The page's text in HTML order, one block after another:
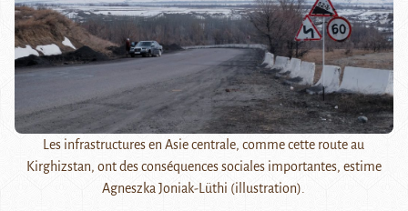
Les infrastructures en Asie centrale, comme cette route au
Kirghizstan, ont des conséquences sociales importantes, estime
Agneszka Joniak-Lüthi (illustration).